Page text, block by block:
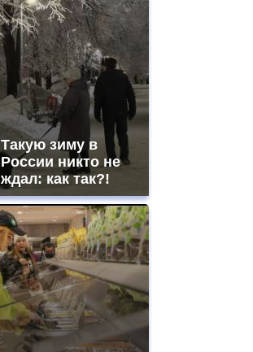
Такую зиму в
России никто не
ждал: как так?!